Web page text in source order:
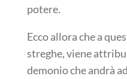
potere.
Ecco allora che a
streghe, viene
demonio che andrà